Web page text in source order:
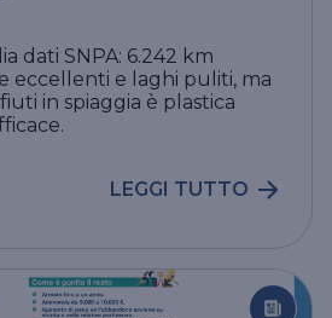
dati SNPA: 6.242 km
eccellenti e laghi puliti, ma
in spiaggia è plastica
LEGGI TUTTO